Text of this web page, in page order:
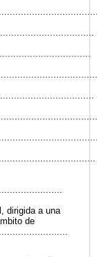
dirigida a una
de